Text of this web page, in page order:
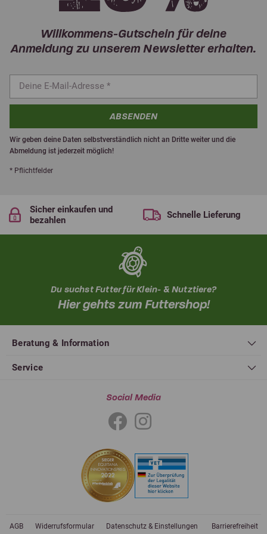
Willkommens-Gutschein für deine
Anmeldung zu unserem Newsletter erhalten.
ABSENDEN
Wir geben deine Daten selbstverständlich nicht an Dritte weiter und die
Abmeldung ist jederzeit möglich!
* Pflichtfelder
Sicher einkaufen und
bezahlen
Schnelle Lieferung
Du suchst Futter für Klein- & Nutztiere?
Hier gehts zum Futtershop!
Beratung & Information
Service
Social Media
AGB Widerrufsformular Datenschutz & Einstellungen
Barrierefreiheit